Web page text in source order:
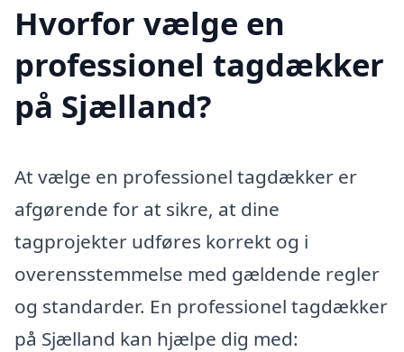
Hvorfor vælge en
professionel tagdækker
på Sjælland?
At vælge en professionel tagdækker er
afgørende for at sikre, at dine
tagprojekter udføres korrekt og i
overensstemmelse med gældende regler
og standarder. En professionel tagdækker
på Sjælland kan hjælpe dig med: